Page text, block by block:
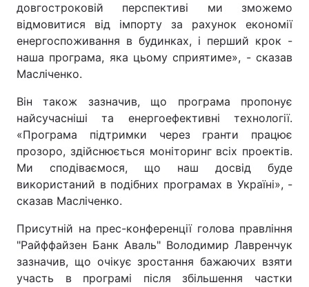
довгостроковій перспективі ми зможемо
відмовитися від імпорту за рахунок економії
енергоспоживання в будинках, і перший крок -
наша програма, яка цьому сприятиме», - сказав
Масліченко.
Він також зазначив, що програма пропонує
найсучасніші та енергоефективні технології.
«Програма підтримки через гранти працює
прозоро, здійснюється моніторинг всіх проектів.
Ми сподіваємося, що наш досвід буде
використаний в подібних програмах в Україні», -
сказав Масліченко.
Присутній на прес-конференції голова правління
"Райффайзен Банк Аваль" Володимир Лавренчук
зазначив, що очікує зростання бажаючих взяти
участь в програмі після збільшення частки